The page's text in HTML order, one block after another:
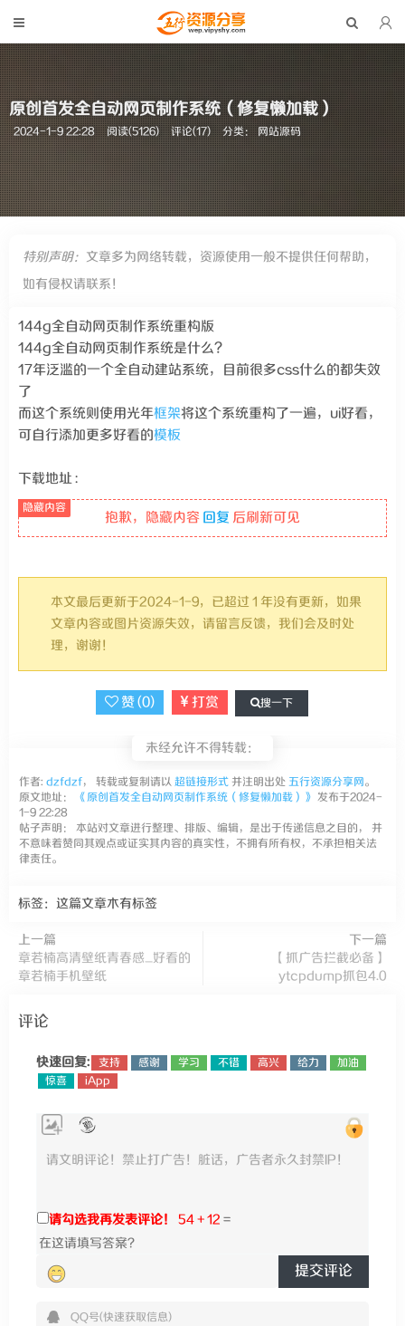
原创首发全自动网页制作系统（修复懒加载）
2024-1-9 22:28 阅读(5126) 评论(17) 分类：网站源码
特别声明： 文章多为网络转载，资源使用一般不提供任何帮助，
如有侵权请联系！
144g全自动网页制作系统重构版
144g全自动网页制作系统是什么？
17年泛滥的一个全自动建站系统，目前很多css什么的都失效
了
而这个系统则使用光年框架将这个系统重构了一遍，ui好看，
可自行添加更多好看的模板
下载地址 :
抱歉，隐藏内容 回复 后刷新可见
本文最后更新于2024-1-9，已超过 1 年没有更新，如果
文章内容或图片资源失效，请留言反馈，我们会及时处
理，谢谢！
赞 (0) 打赏 搜一下
未经允许不得转载：
作者: dzfdzf， 转载或复制请以 超链接形式 并注明出处 五行资源分享网。
原文地址：
《原创首发全自动网页制作系统（修复懒加载）》 发布于2024-
1-9 22:28
帖子声明： 本站对文章进行整理、排版、编辑，是出于传递信息之目的， 并
不意味着赞同其观点或证实其内容的真实性，不拥有所有权，不承担相关法
律责任。
标签：这篇文章木有标签
上一篇
章若楠高清壁纸青春感_好看的
章若楠手机壁纸
下一篇
【抓广告拦截必备】
ytcpdump抓包4.0
评论
快速回复: 支持 感谢 学习 不错 高兴 给力
加油
惊喜
iApp
请勾选我再发表评论！ 54 + 12 =
提交评论